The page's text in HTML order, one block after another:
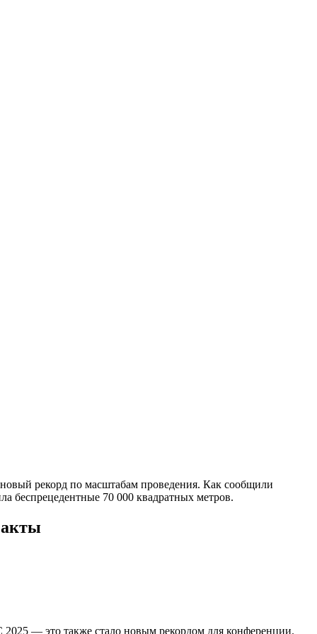
новый рекорд по масштабам проведения. Как сообщили
беспрецедентные 70 000 квадратных метров.
— это также стало новым рекордом для конференции.